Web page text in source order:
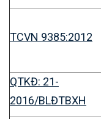
TCVN 9385:2012
QTKĐ: 21-
2016/BLĐTBXH